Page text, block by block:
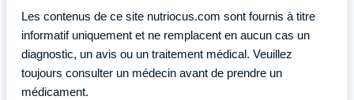
Les contenus de ce site nutriocus.com sont fournis à titre
informatif uniquement et ne remplacent en aucun cas un
diagnostic, un avis ou un traitement médical. Veuillez
toujours consulter un médecin avant de prendre un
médicament.